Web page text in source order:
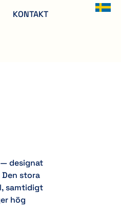
KONTAKT
designat
stora
samtidigt
hög